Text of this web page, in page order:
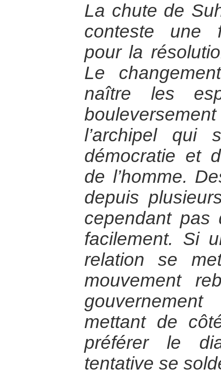
La chute de
conteste une
pour la
Le
naître les
l’archipel
démocratie et
de l’homme.
depuis
cependant
facilement. Si
relation se
mouvement
mettant de
préférer le
tentative se